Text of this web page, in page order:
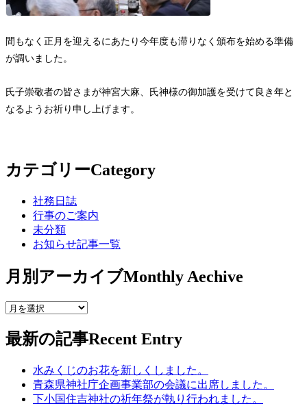
間もなく正月を迎えるにあたり今年度も滞りなく頒布を始める準備
が調いました。
氏子崇敬者の皆さまが神宮大麻、氏神様の御加護を受けて良き年と
なるようお祈り申し上げます。
カテゴリーCategory
社務日誌
行事のご案内
未分類
お知らせ記事一覧
月別アーカイブMonthly Aechive
最新の記事Recent Entry
水みくじのお花を新しくしました。
青森県神社庁企画事業部の会議に出席しました。
下小国住吉神社の祈年祭が執り行われました。